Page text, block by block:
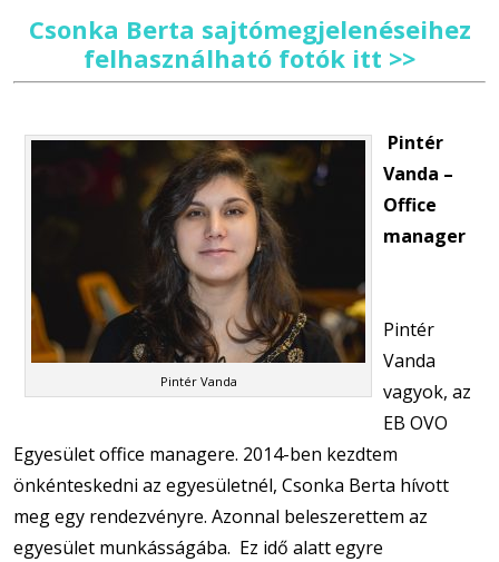
Csonka Berta sajtómegjelenéseihez
felhasználható fotók itt >>
Pintér Vanda
Pintér
Vanda –
Office
manager
Pintér
Vanda
vagyok, az
EB OVO
Egyesület office managere. 2014-ben kezdtem
önkénteskedni az egyesületnél, Csonka Berta hívott
meg egy rendezvényre. Azonnal beleszerettem az
egyesület munkásságába. Ez idő alatt egyre